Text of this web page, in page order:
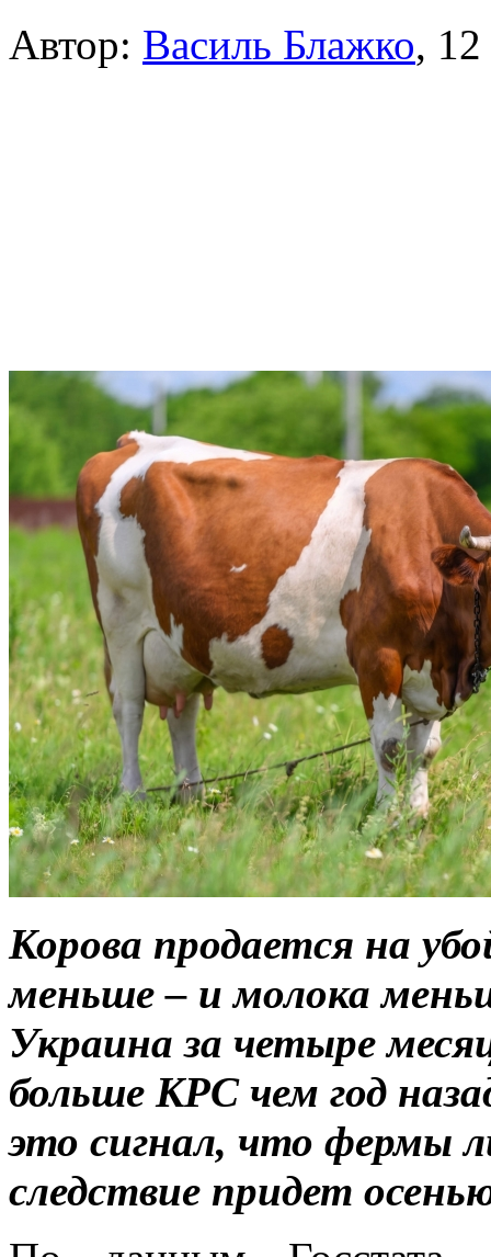
Автор: Василь Блажко,
Корова продается на
меньше – и молока
Украина за четыре
больше КРС чем год
это сигнал, что фермы
следствие придет